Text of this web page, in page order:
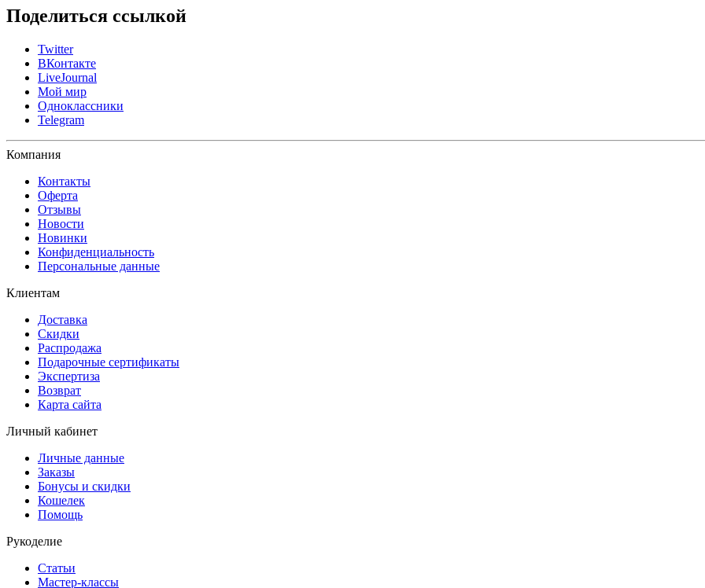
Поделиться ссылкой
Twitter
ВКонтакте
LiveJournal
Мой мир
Одноклассники
Telegram
Компания
Контакты
Оферта
Отзывы
Новости
Новинки
Конфиденциальность
Персональные данные
Клиентам
Доставка
Скидки
Распродажа
Подарочные сертификаты
Экспертиза
Возврат
Карта сайта
Личный кабинет
Личные данные
Заказы
Бонусы и скидки
Кошелек
Помощь
Рукоделие
Статьи
Мастер-классы